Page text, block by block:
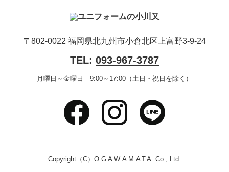
〒802-0022 福岡県北九州市小倉北区上富野3-9-24
TEL: 093-967-3787
月曜日～金曜日 9:00～17:00（土日・祝日を除く）
Copyright（C）OGAWAMATA Co., Ltd.